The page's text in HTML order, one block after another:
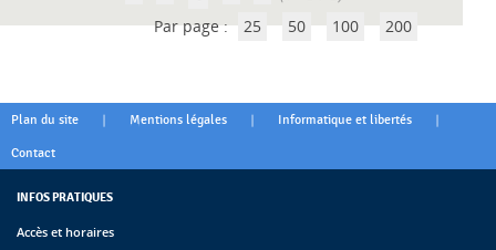
Par page : 25 50 100 200
Plan du site | Mentions légales | Informatique et libertés |
Contact
INFOS PRATIQUES
Accès et horaires